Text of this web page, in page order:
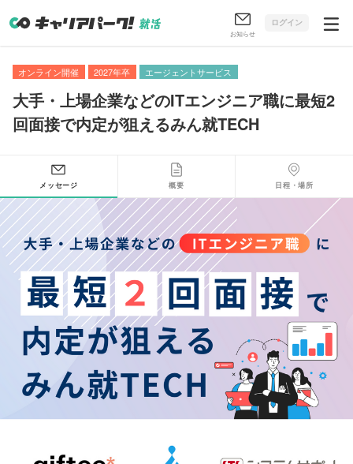
お知らせ
ログイン
オンライン開催 2027年卒 エージェントサービス
大手・上場企業などのITエンジニア職に最短2
回面接で内定が狙えるみん就TECH
メッセージ 概要 日程・場所